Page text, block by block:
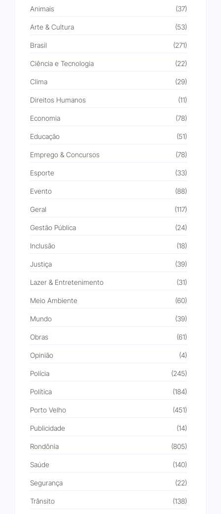
Animais (37)
Arte & Cultura (53)
Brasil (271)
Ciência e Tecnologia (22)
Clima (29)
Direitos Humanos (11)
Economia (78)
Educação (51)
Emprego & Concursos (78)
Esporte (33)
Evento (88)
Geral (117)
Gestão Pública (24)
Inclusão (18)
Justiça (39)
Lazer & Entretenimento (31)
Meio Ambiente (60)
Mundo (39)
Obras (61)
Opinião (4)
Polícia (245)
Política (184)
Porto Velho (451)
Publicidade (14)
Rondônia (805)
Saúde (140)
Segurança (22)
Trânsito (138)